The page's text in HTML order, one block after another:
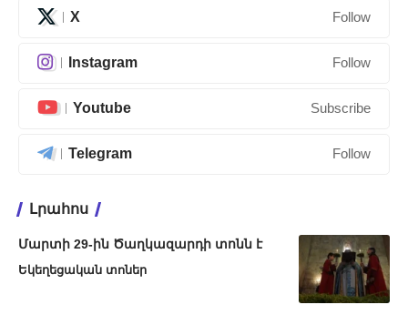
X Follow
Instagram Follow
Youtube Subscribe
Telegram Follow
Լրահոս
Մարտի 29-ին Ծաղկազարդի տոնն է
Եկեղեցական տոներ